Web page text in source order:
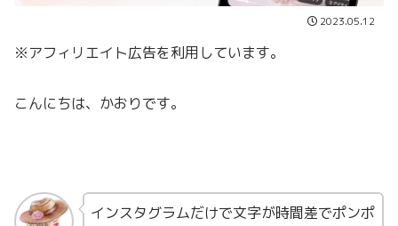
2023.05.12
※アフィリエイト広告を利用しています。
こんにちは、かおりです。
インスタグラムだけで文字が時間差でポンポ